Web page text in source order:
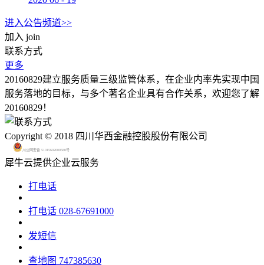
进入公告频道>>
加入 join
联系方式
更多
20160829建立服务质量三级监管体系，在企业内率先实现中国
服务落地的目标，与多个著名企业具有合作关系，欢迎您了解
20160829！
Copyright © 2018 四川华西金融控股股份有限公司
川公网安备 51015602000580号
犀牛云提供企业云服务
打电话
打电话 028-67691000
发短信
查地图 747385630